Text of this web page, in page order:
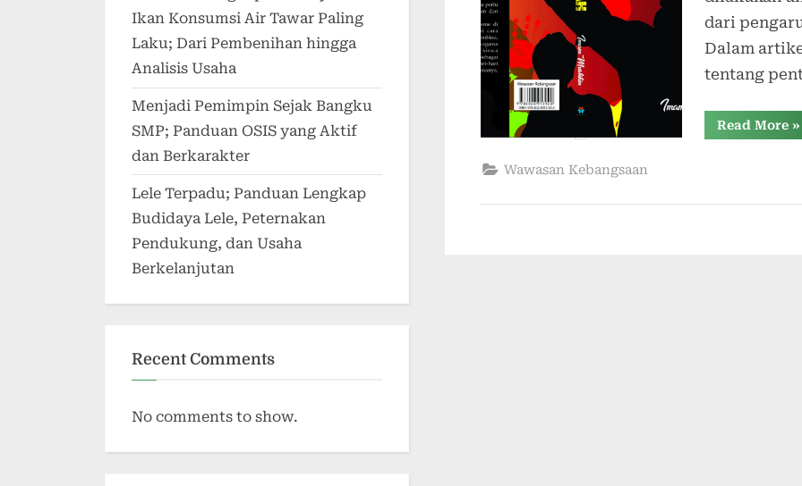
dari
Dalam
tentang
Read More »
Wawasan Kebangsaan
Ikan Konsumsi Air Tawar Paling
Laku; Dari Pembenihan hingga
Analisis Usaha
Menjadi Pemimpin Sejak Bangku
SMP; Panduan OSIS yang Aktif
dan Berkarakter
Lele Terpadu; Panduan Lengkap
Budidaya Lele, Peternakan
Pendukung, dan Usaha
Berkelanjutan
Recent Comments
No comments to show.